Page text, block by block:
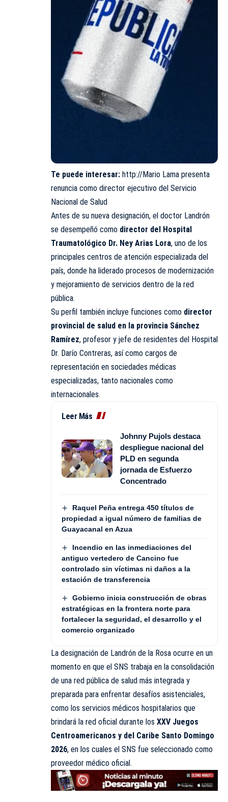
Te puede interesar: http://Mario Lama presenta
renuncia como director ejecutivo del Servicio
Nacional de Salud
Antes de su nueva designación, el doctor Landrón
se desempeñó como director del Hospital
Traumatológico Dr. Ney Arias Lora, uno de los
principales centros de atención especializada del
país, donde ha liderado procesos de modernización
y mejoramiento de servicios dentro de la red
pública.
Su perfil también incluye funciones como director
provincial de salud en la provincia Sánchez
Ramírez, profesor y jefe de residentes del Hospital
Dr. Darío Contreras, así como cargos de
representación en sociedades médicas
especializadas, tanto nacionales como
internacionales.
Leer Más
Johnny Pujols destaca
despliegue nacional del
PLD en segunda
jornada de Esfuerzo
Concentrado
Raquel Peña entrega 450 títulos de
propiedad a igual número de familias de
Guayacanal en Azua
Incendio en las inmediaciones del
antiguo vertedero de Cancino fue
controlado sin víctimas ni daños a la
estación de transferencia
Gobierno inicia construcción de obras
estratégicas en la frontera norte para
fortalecer la seguridad, el desarrollo y el
comercio organizado
La designación de Landrón de la Rosa ocurre en un
momento en que el SNS trabaja en la consolidación
de una red pública de salud más integrada y
preparada para enfrentar desafíos asistenciales,
como los servicios médicos hospitalarios que
brindará la red oficial durante los XXV Juegos
Centroamericanos y del Caribe Santo Domingo
2026, en los cuales el SNS fue seleccionado como
proveedor médico oficial.